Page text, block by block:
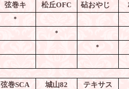
弦巻キ 松丘OFC 砧おやじ
＊
＊
＊
弦巻SCA 城山82
テキサス